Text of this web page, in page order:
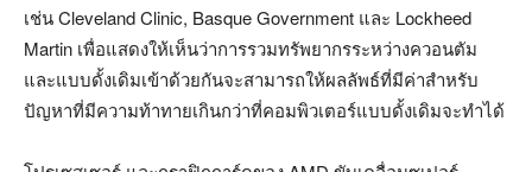
เช่น Cleveland Clinic, Basque Government และ Lockheed
Martin เพื่อแสดงให้เห็นว่าการรวมทรัพยากรระหว่างควอนตัม
และแบบดั้งเดิมเข้าด้วยกันจะสามารถให้ผลลัพธ์ที่มีค่าสำหรับ
ปัญหาที่มีความท้าทายเกินกว่าที่คอมพิวเตอร์แบบดั้งเดิมจะทำได้